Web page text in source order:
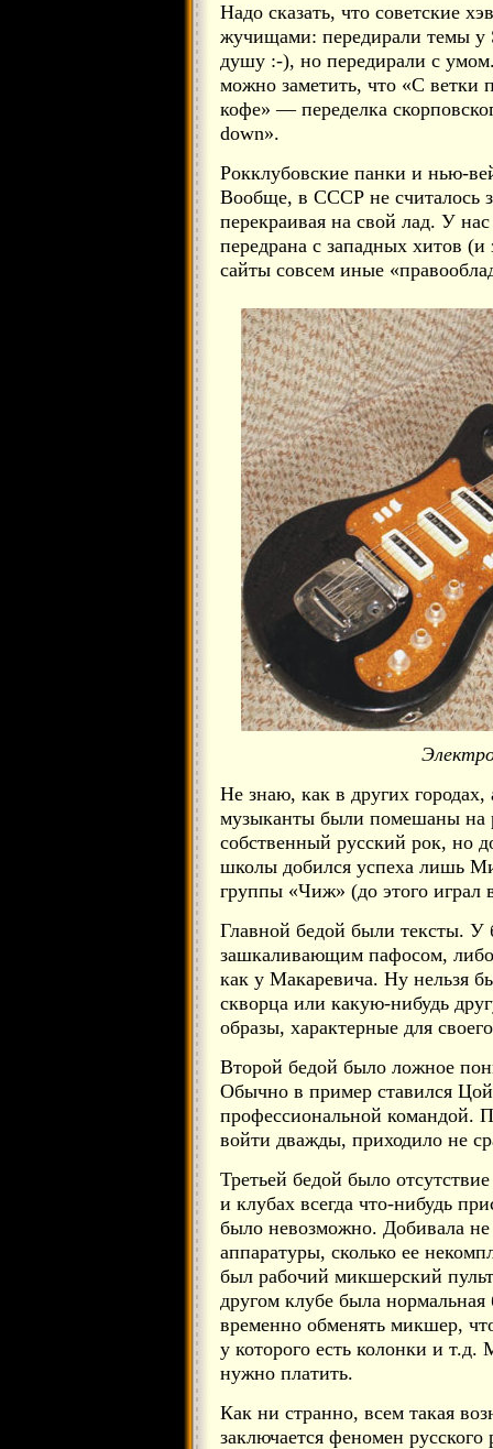
Надо сказать, что советские
жучищами: передирали темы у
душу :-), но передирали с
можно заметить, что «С
кофе» — переделка
down».
Рокклубовские панки и нью-
Вообще, в СССР не считалось
перекраивая на свой лад. У
передрана с западных хитов (и
сайты совсем иные
Не знаю, как в других
музыканты были помешаны на
собственный русский рок, но
школы добился успеха лишь
группы «Чиж» (до этого
Главной бедой были тексты. У
зашкаливающим пафосом,
как у Макаревича. Ну нельзя
скворца или какую-нибудь
образы, характерные для
Второй бедой было ложное
Обычно в пример ставился Цой
профессиональной командой.
войти дважды, приходило не
Третьей бедой было
и клубах всегда что-нибудь
было невозможно. Добивала не
аппаратуры, сколько ее
был рабочий микшерский
другом клубе была
временно обменять микшер,
у которого есть колонки и т.д.
нужно платить.
Как ни странно, всем такая
заключается феномен